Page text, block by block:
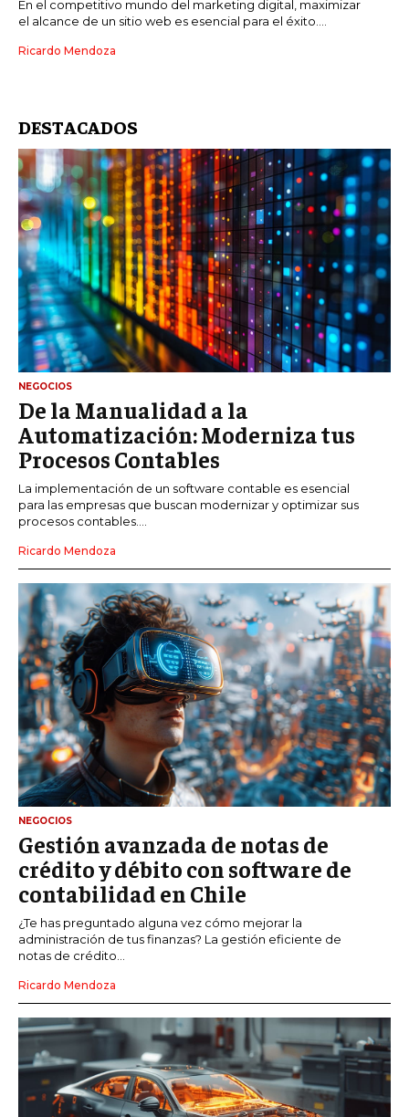
En el competitivo mundo del marketing digital, maximizar
el alcance de un sitio web es esencial para el éxito....
Ricardo Mendoza
DESTACADOS
NEGOCIOS
De la Manualidad a la
Automatización: Moderniza tus
Procesos Contables
La implementación de un software contable es esencial
para las empresas que buscan modernizar y optimizar sus
procesos contables....
Ricardo Mendoza
NEGOCIOS
Gestión avanzada de notas de
crédito y débito con software de
contabilidad en Chile
¿Te has preguntado alguna vez cómo mejorar la
administración de tus finanzas? La gestión eficiente de
notas de crédito...
Ricardo Mendoza